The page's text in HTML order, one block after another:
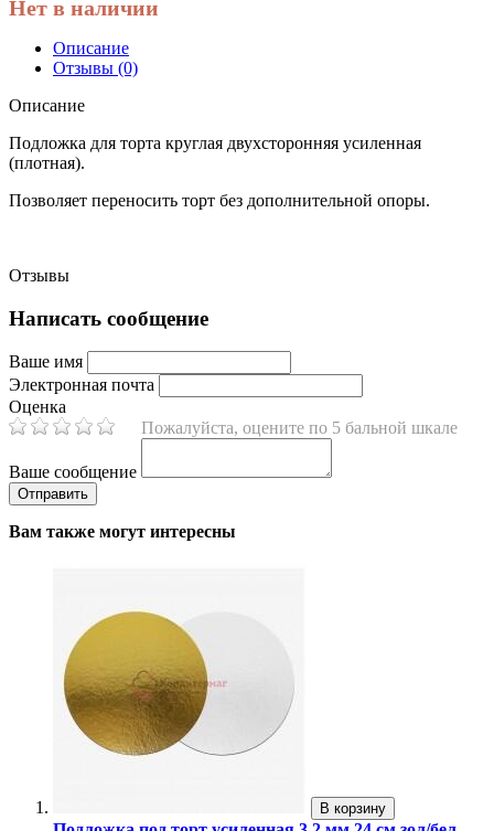
Нет в наличии
Описание
Отзывы (0)
Описание
Подложка для торта круглая двухсторонняя усиленная
(плотная).
Позволяет переносить торт без дополнительной опоры.
Отзывы
Написать сообщение
Ваше имя
Электронная почта
Оценка
Пожалуйста, оцените по 5 бальной шкале
Ваше сообщение
Вам также могут интересны
В корзину